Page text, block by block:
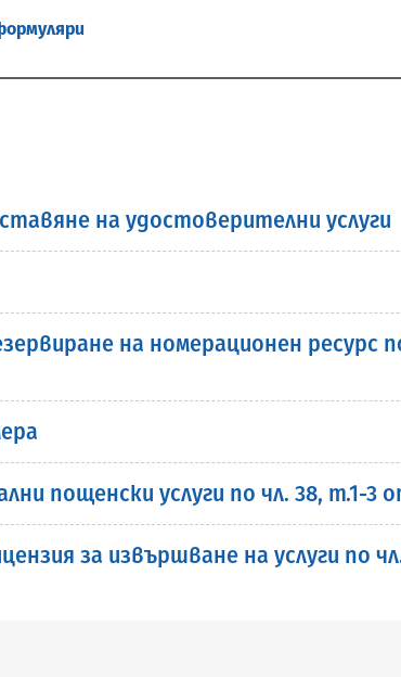
на удостоверителни услуги
на номерационен ресурс
пощенски услуги по чл. 38, т.1-3
за извършване на услуги по